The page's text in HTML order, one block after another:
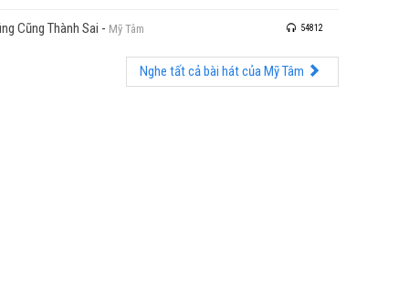
Cũng Thành Sai - Mỹ Tâm 54812
Nghe tất cả bài hát của Mỹ Tâm